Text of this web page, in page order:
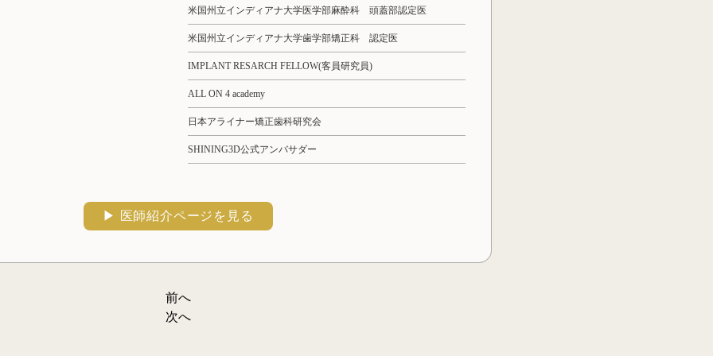
米国州立インディアナ大学医学部麻酔科 頭蓋部認定医
米国州立インディアナ大学歯学部矯正科 認定医
IMPLANT RESARCH FELLOW(客員研究員)
ALL ON 4 academy
日本アライナー矯正歯科研究会
SHINING3D公式アンバサダー
▶︎ 医師紹介ページを見る
前へ
次へ